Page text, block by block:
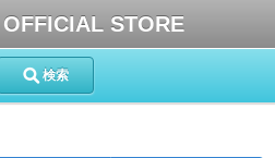
STORE
検索